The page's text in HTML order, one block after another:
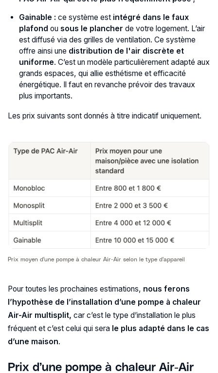
Gainable : ce système est intégré dans le faux
plafond ou sous le plancher de votre logement. L’air
est diffusé via des grilles de ventilation. Ce système
offre ainsi une distribution de l'air discrète et
uniforme. C’est un modèle particulièrement adapté aux
grands espaces, qui allie esthétisme et efficacité
énergétique. Il faut en revanche prévoir des travaux
plus importants.
Les prix suivants sont donnés à titre indicatif uniquement.
Prix moyen d'une pompe à chaleur Air-Air selon le type d'appareil
Pour toutes les prochaines estimations, nous ferons
l’hypothèse de l’installation d’une pompe à chaleur
Air-Air multisplit, car c’est le type d’installation le plus
fréquent et c’est celui qui sera le plus adapté dans le cas
d’une maison.
Prix d’une pompe à chaleur Air-Air